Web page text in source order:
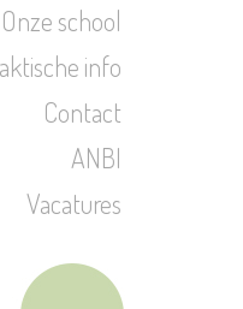
Onze school
info
Contact
ANBI
Vacatures